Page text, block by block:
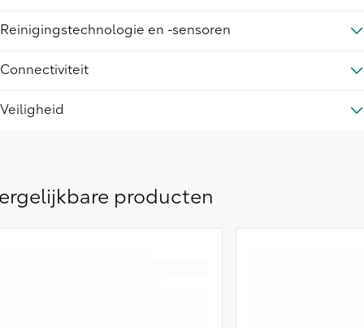
Reinigingstechnologie en -sensoren
Connectiviteit
Veiligheid
producten